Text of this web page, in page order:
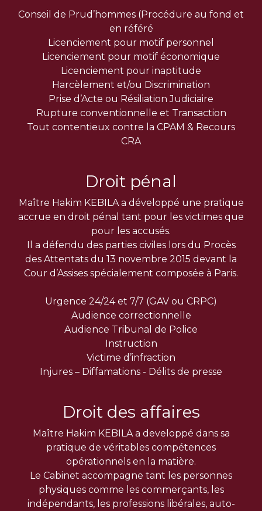
Conseil de Prud’hommes (Procédure au fond et
en référé
Licenciement pour motif personnel
Licenciement pour motif économique
Licenciement pour inaptitude
Harcèlement et/ou Discrimination
Prise d’Acte ou Résiliation Judiciaire
Rupture conventionnelle et Transaction
Tout contentieux contre la CPAM & Recours
CRA
Droit pénal
Maître Hakim KEBILA a développé une pratique
accrue en droit pénal tant pour les victimes que
pour les accusés.
Il a défendu des parties civiles lors du Procès
des Attentats du 13 novembre 2015 devant la
Cour d’Assises spécialement composée à Paris.
Urgence 24/24 et 7/7 (GAV ou CRPC)
Audience correctionnelle
Audience Tribunal de Police
Instruction
Victime d’infraction
Injures – Diffamations - Délits de presse
Droit des affaires
Maître Hakim KEBILA a developpé dans sa
pratique de véritables compétences
opérationnels en la matière.
Le Cabinet accompagne tant les personnes
physiques comme les commerçants, les
indépendants, les professions libérales, auto-